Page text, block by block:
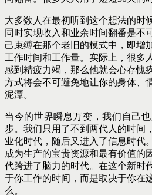
大多数人在最初听到这个想法的时
同时实现收入和业余时间翻番是不
己束缚在那个老旧的模式中，即增
工作时间和工作量。实际上，很多
感到精疲力竭，那么他就会心存愧
方式将会不可避免地让你的身体、
泥潭。
当今的世界瞬息万变，我们自己
步。我们只用了不到两代人的时间
业化时代，随后又进入了信息时代
成为生产的宝贵资源和最有价值的
代跨进了脑力的时代。在这个新时
于你工作的时间，而是取决于你在
么。